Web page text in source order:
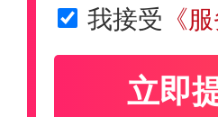
我接受 《
立即